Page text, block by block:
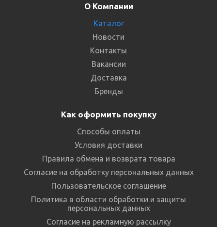
О Компании
Каталог
Новости
Контакты
Вакансии
Доставка
Бренды
Как оформить покупку
Способы оплаты
Условия доставки
Правила обмена и возврата товара
Согласие на обработку персональных данных
Пользовательское соглашение
Политика в области обработки и защиты
персональных данных
Согласие на рекламную рассылку